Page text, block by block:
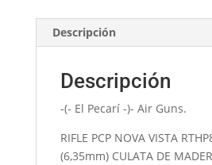
Descripción
Descripción
-(- El Pecarí -)- Air Guns.
RIFLE PCP NOVA VISTA
(6,35mm) CULATA DE